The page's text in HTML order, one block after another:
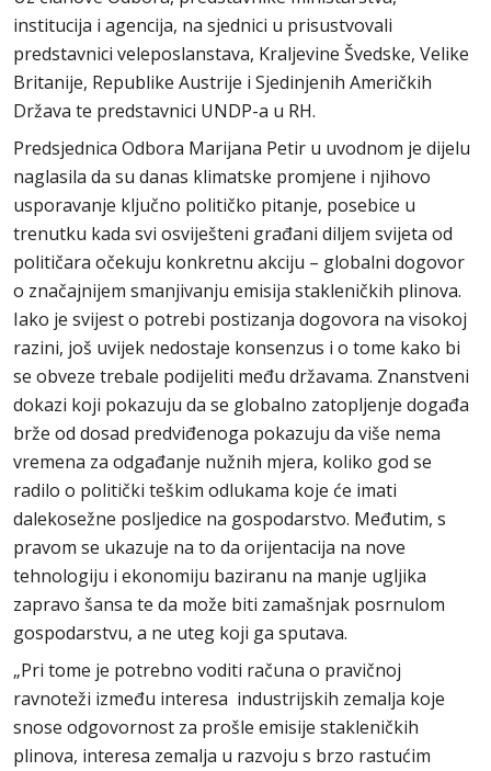
institucija i agencija, na sjednici u prisustvovali
predstavnici veleposlanstava, Kraljevine Švedske, Velike
Britanije, Republike Austrije i Sjedinjenih Američkih
Država te predstavnici UNDP-a u RH.
Predsjednica Odbora Marijana Petir u uvodnom je dijelu
naglasila da su danas klimatske promjene i njihovo
usporavanje ključno političko pitanje, posebice u
trenutku kada svi osviješteni građani diljem svijeta od
političara očekuju konkretnu akciju – globalni dogovor
o značajnijem smanjivanju emisija stakleničkih plinova.
Iako je svijest o potrebi postizanja dogovora na visokoj
razini, još uvijek nedostaje konsenzus i o tome kako bi
se obveze trebale podijeliti među državama. Znanstveni
dokazi koji pokazuju da se globalno zatopljenje događa
brže od dosad predviđenoga pokazuju da više nema
vremena za odgađanje nužnih mjera, koliko god se
radilo o politički teškim odlukama koje će imati
dalekosežne posljedice na gospodarstvo. Međutim, s
pravom se ukazuje na to da orijentacija na nove
tehnologiju i ekonomiju baziranu na manje ugljika
zapravo šansa te da može biti zamašnjak posrnulom
gospodarstvu, a ne uteg koji ga sputava.
„Pri tome je potrebno voditi računa o pravičnoj
ravnoteži između interesa industrijskih zemalja koje
snose odgovornost za prošle emisije stakleničkih
plinova, interesa zemalja u razvoju s brzo rastućim